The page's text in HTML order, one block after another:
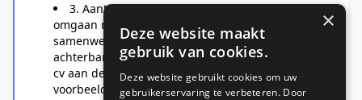
3. Aantoonbare werkervaring met het
omgaan met spanning tussen
samenwerkingspartners op bestuurlijk en
achterbanniveau, licht dit duidelijk toe in het
cv aan de hand van minimaal één concreet
voorbeeld;
×
Deze website maakt
gebruik van cookies.
Deze website gebruikt cookies om uw
gebruikerservaring te verbeteren. Door